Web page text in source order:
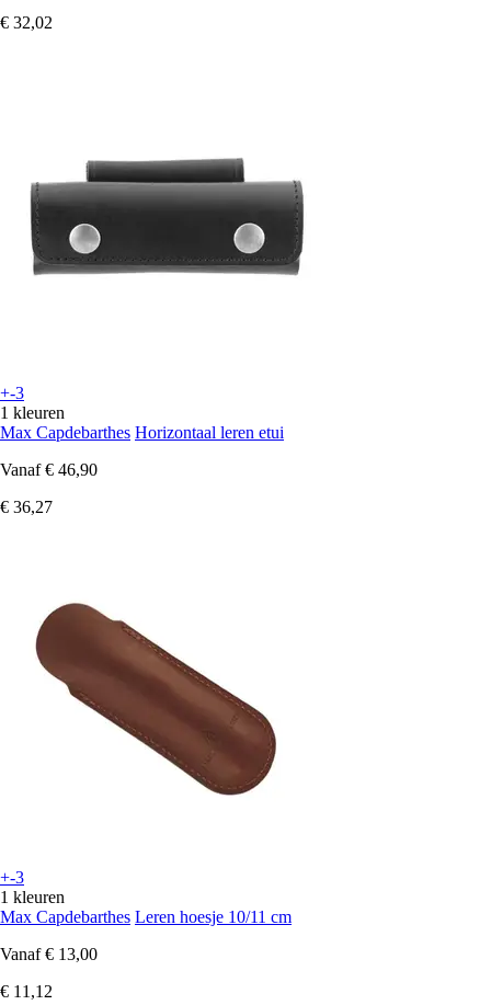
€ 32,02
+-3
1 kleuren
Max Capdebarthes Horizontaal leren etui
Vanaf € 46,90
€ 36,27
+-3
1 kleuren
Max Capdebarthes Leren hoesje 10/11 cm
Vanaf € 13,00
€ 11,12